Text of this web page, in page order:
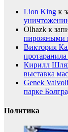
Lion King к
Olhazk к
пирожными
Виктория
Кирилл
выставка
Genek
парке
Политика